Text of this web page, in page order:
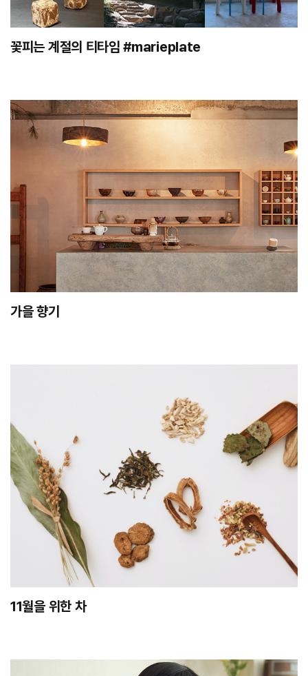
꽃피는 계절의 티타임 #marieplate
가을 향기
11월을 위한 차